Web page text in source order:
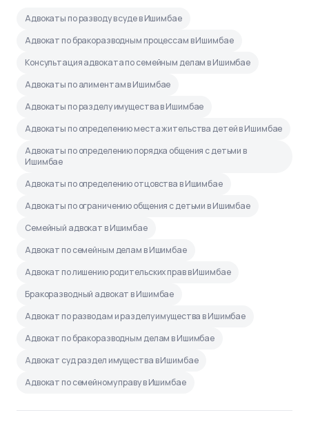
Адвокаты по разводу в суде в Ишимбае
Адвокат по бракоразводным процессам в Ишимбае
Консультация адвоката по семейным делам в Ишимбае
Адвокаты по алиментам в Ишимбае
Адвокаты по разделу имущества в Ишимбае
Адвокаты по определению места жительства детей в Ишимбае
Адвокаты по определению порядка общения с детьми в
Ишимбае
Адвокаты по определению отцовства в Ишимбае
Адвокаты по ограничению общения с детьми в Ишимбае
Семейный адвокат в Ишимбае
Адвокат по семейным делам в Ишимбае
Адвокат по лишению родительских прав в Ишимбае
Бракоразводный адвокат в Ишимбае
Адвокат по разводам и разделу имущества в Ишимбае
Адвокат по бракоразводным делам в Ишимбае
Адвокат суд раздел имущества в Ишимбае
Адвокат по семейному праву в Ишимбае